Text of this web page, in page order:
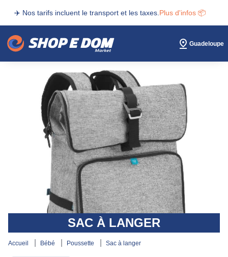
✈️ Nos tarifs incluent le transport et les taxes. Plus d'infos 📦
Guadeloupe
SAC À LANGER
accueil bébé poussette sac à langer